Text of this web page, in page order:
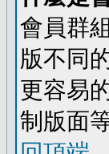
會員群
版不同
更容易
制版面